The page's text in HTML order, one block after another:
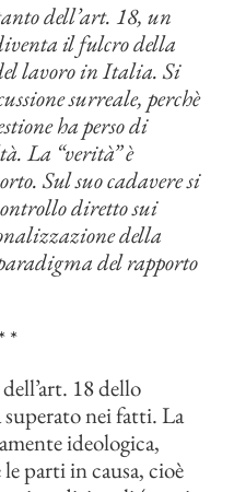
dell’art. 18, un
il fulcro della
lavoro in Italia. Si
surreale, perchè
ha perso di
La “verità” è
Sul suo cadavere si
diretto sui
della
del rapporto
*
18 dello
nei fatti. La
ideologica,
parti in causa, cioè